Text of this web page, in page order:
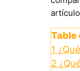
Table
1
2